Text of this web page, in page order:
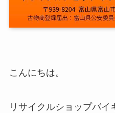
こんにちは。
リサイクルショップバイ